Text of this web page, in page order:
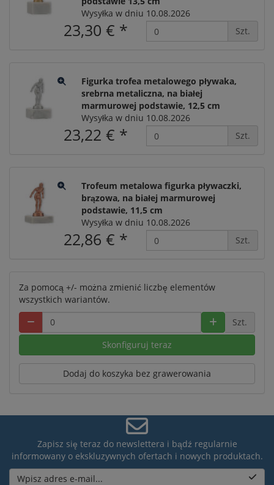
Wysyłka w dniu 10.08.2026
23,30 € * Szt.
Figurka trofea metalowego pływaka,
srebrna metaliczna, na białej
marmurowej podstawie, 12,5 cm
Wysyłka w dniu 10.08.2026
23,22 € * Szt.
Trofeum metalowa figurka pływaczki,
brązowa, na białej marmurowej
podstawie, 11,5 cm
Wysyłka w dniu 10.08.2026
22,86 € * Szt.
Za pomocą +/- można zmienić liczbę elementów
wszystkich wariantów.
Szt.
Skonfiguruj teraz
Dodaj do koszyka bez grawerowania
Zapisz się teraz do newslettera i bądź regularnie
informowany o ekskluzywnych ofertach i nowych produktach.
Wpisz adres e-mail...